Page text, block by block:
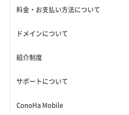
料金・お支払い方法について
ドメインについて
紹介制度
サポートについて
ConoHa Mobile